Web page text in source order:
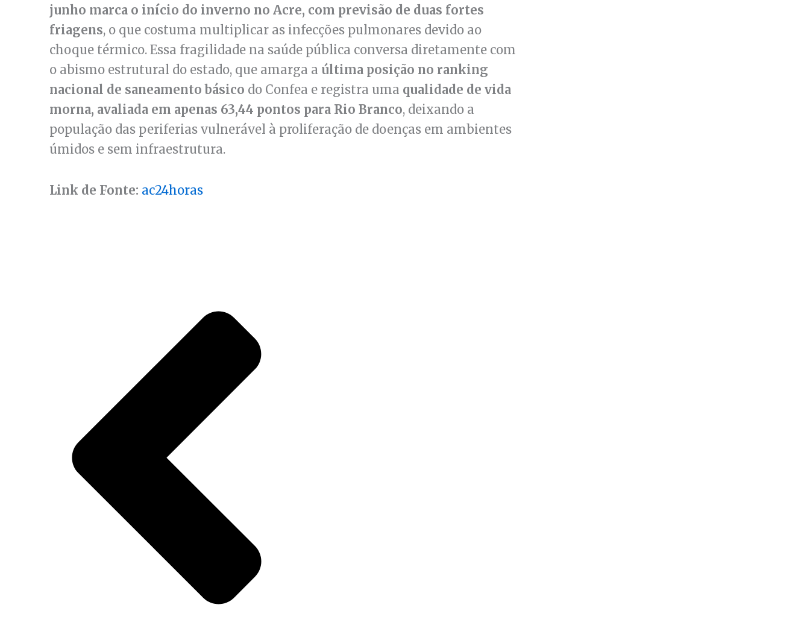
junho marca o início do inverno no Acre, com previsão de duas fortes
friagens, o que costuma multiplicar as infecções pulmonares devido ao
choque térmico. Essa fragilidade na saúde pública conversa diretamente com
o abismo estrutural do estado, que amarga a última posição no ranking
nacional de saneamento básico do Confea e registra uma qualidade de vida
morna, avaliada em apenas 63,44 pontos para Rio Branco, deixando a
população das periferias vulnerável à proliferação de doenças em ambientes
úmidos e sem infraestrutura.
Link de Fonte: ac24horas